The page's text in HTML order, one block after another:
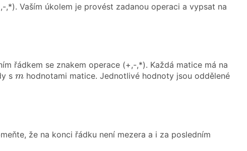
Vaším úkolem je provést zadanou operaci a vypsat na
řádkem se znakem operace (+,-,*). Každá matice má na
s m
m hodnotami matice. Jednotlivé hodnoty jsou oddělené
že na konci řádku není mezera a i za posledním